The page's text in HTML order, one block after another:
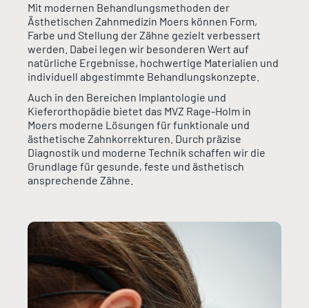
Mit modernen Behandlungsmethoden der
Ästhetischen Zahnmedizin Moers können Form,
Farbe und Stellung der Zähne gezielt verbessert
werden. Dabei legen wir besonderen Wert auf
natürliche Ergebnisse, hochwertige Materialien und
individuell abgestimmte Behandlungskonzepte.
Auch in den Bereichen Implantologie und
Kieferorthopädie bietet das MVZ Rage-Holm in
Moers moderne Lösungen für funktionale und
ästhetische Zahnkorrekturen. Durch präzise
Diagnostik und moderne Technik schaffen wir die
Grundlage für gesunde, feste und ästhetisch
ansprechende Zähne.